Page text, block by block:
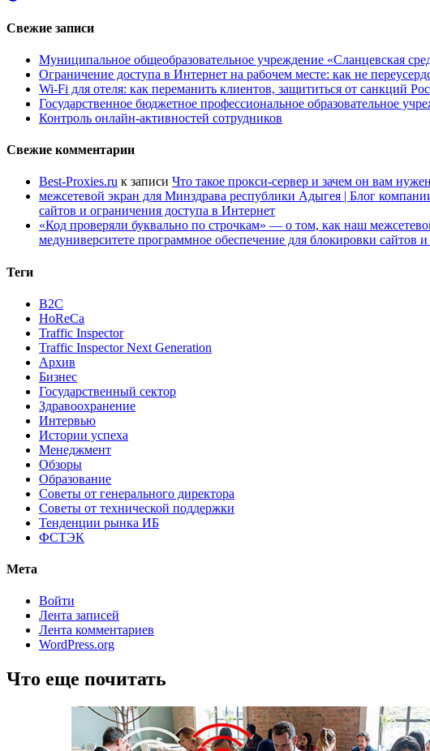
Свежие записи
Муниципальное общеобразовательное учреждение «Сланцевская
Ограничение доступа в Интернет на рабочем месте: как не
Wi-Fi для отеля: как переманить клиентов, защититься от санкций
Государственное бюджетное профессиональное образовательное
Контроль онлайн-активностей сотрудников
Свежие комментарии
Best-Proxies.ru к записи Что такое прокси-сервер и зачем он вам нужен
межсетевой экран для Минздрава республики Адыгея | Блог
сайтов и ограничения доступа в Интернет
«Код проверяли буквально по строчкам» — о том, как наш
медуниверситете программное обеспечение для блокировки сайтов
Теги
B2C
HoReCa
Traffic Inspector
Traffic Inspector Next Generation
Архив
Бизнес
Государственный сектор
Здравоохранение
Интервью
Истории успеха
Менеджмент
Обзоры
Образование
Советы от генерального директора
Советы от технической поддержки
Тенденции рынка ИБ
ФСТЭК
Мета
Войти
Лента записей
Лента комментариев
WordPress.org
Что еще почитать